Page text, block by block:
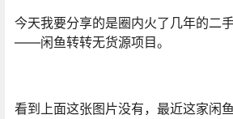
今天我要分享的是圈内火了几年的二
——闲鱼转转无货源项目。
看到上面这张图片没有，最近这家闲